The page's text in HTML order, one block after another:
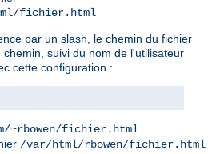
fichier.html
par un slash, le chemin du fichier
suivi du nom de l'utilisateur
cette configuration :
~rbowen/fichier.html
/var/html/rbowen/fichier.html